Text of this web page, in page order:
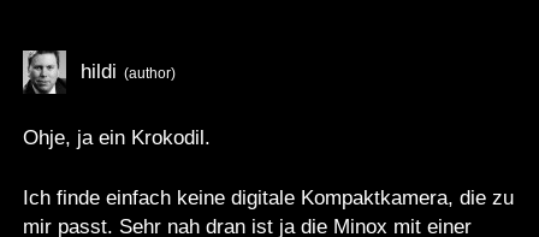
hildi
Ohje, ja ein Krokodil.
Ich finde einfach keine digitale Kompaktkamera, die zu
mir passt. Sehr nah dran ist ja die Minox mit einer